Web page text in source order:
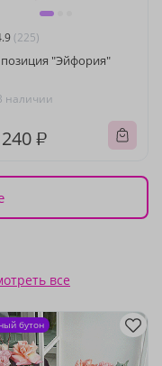
(225)
"Эйфория"
наличии
₽
все
бутон